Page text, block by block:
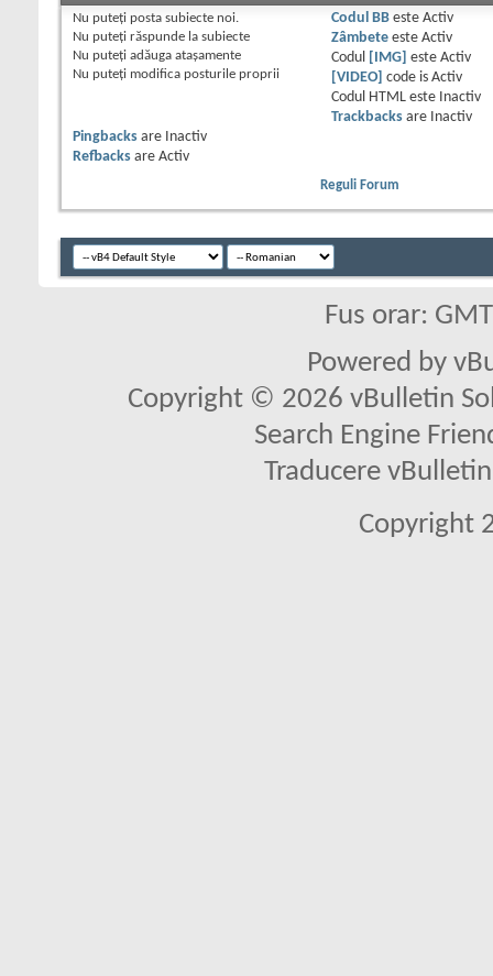
Nu puteţi posta subiecte noi.
Nu puteţi răspunde la subiecte
Nu puteţi adăuga ataşamente
Nu puteţi modifica posturile proprii
Codul BBeste Activ
Zâmbeteeste Activ
Codul
[IMG] este Activ
[VIDEO] code is Activ
Codul HTML este
Inactiv
Trackbacksare
Inactiv
Pingbacks are
Inactiv
Refbacks are Activ
Reguli Forum
Fus orar:
Powered by
Copyright © 2026 vBulletin
Search Engine
Traducere
Copyright